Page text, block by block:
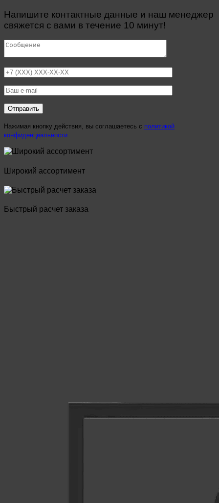
Напишите контактные данные и наш менеджер
свяжется с вами в течение 10 минут!
Нажимая кнопку действия, вы соглашаетесь с политикой
конфиденциальности
Широкий ассортимент
Быстрый расчет заказа